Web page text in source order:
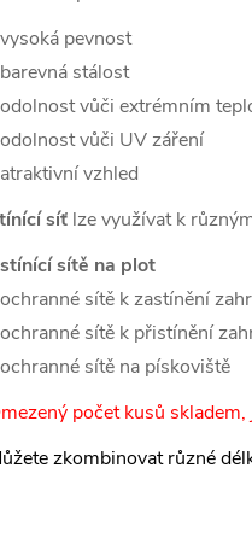
pevnost
stálost
vůči extrémním
vůči UV záření
vzhled
síť lze využívat k
stínící sítě na plot
sítě k zastínění
sítě k přistínění
sítě na pískoviště
počet kusů
zkombinovat různé